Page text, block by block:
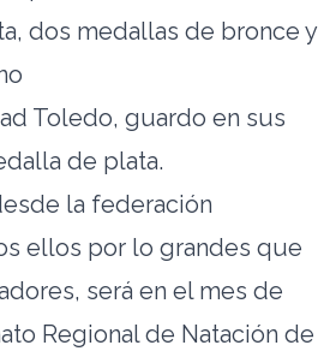
dos medallas de bronce y
Toledo, guardo en sus
de plata.
la federación
ellos por lo grandes que
será en el mes de
Regional de Natación de